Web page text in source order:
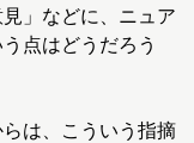
」などに、ニュア
点はどうだろう
は、こういう指摘